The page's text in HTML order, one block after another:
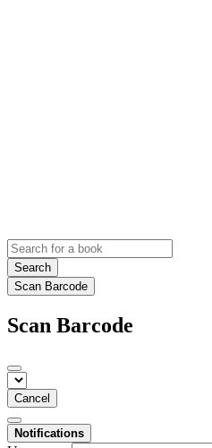
Search
Scan Barcode
Scan Barcode
Cancel
Notifications